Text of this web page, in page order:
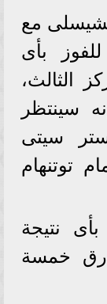
مع
بأى
الثالث،
سينتظر
سيتى
توتنهام
نتيجة
خمسة